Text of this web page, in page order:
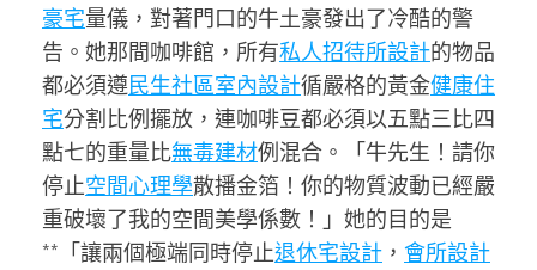
豪宅量儀，對著門口的牛土豪發出了冷酷的警
告。她那間咖啡館，所有私人招待所設計的物品
都必須遵民生社區室內設計循嚴格的黃金健康住
宅分割比例擺放，連咖啡豆都必須以五點三比四
點七的重量比無毒建材例混合。「牛先生！請你
停止空間心理學散播金箔！你的物質波動已經嚴
重破壞了我的空間美學係數！」她的目的是
**「讓兩個極端同時停止退休宅設計 ， 會所設計